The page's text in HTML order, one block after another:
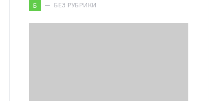
Б БЕЗ РУБРИКИ